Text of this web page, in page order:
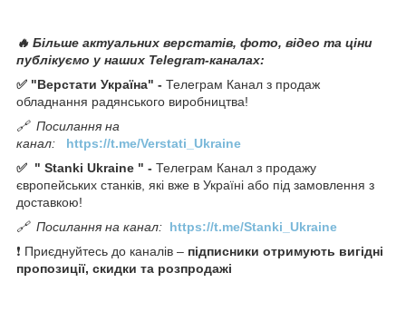
🔥 Більше актуальних верстатів, фото, відео та ціни
публікуємо у наших Telegram-каналах:
✅ "Верстати Україна" - Телеграм Канал з продаж
обладнання радянського виробництва!
🔗 Посилання на
канал: https://t.me/Verstati_Ukraine
✅ " Stanki Ukraine " - Телеграм Канал з продажу
європейських станків, які вже в Україні або під замовлення з
доставкою!
🔗 Посилання на канал: https://t.me/Stanki_Ukraine
❗ Приєднуйтесь до каналів – підписники отримують вигідні
пропозиції, скидки та розпродажі